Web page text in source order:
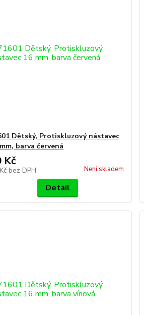
Dětský, Protiskluzový nástavec
barva červená
Kč
bez DPH Není skladem
Detail